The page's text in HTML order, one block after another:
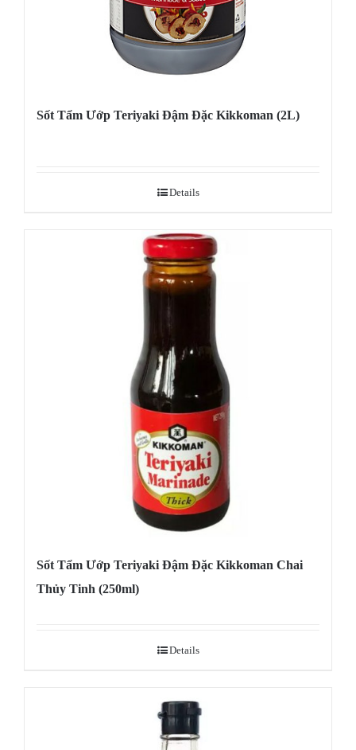
Sốt Tẩm Ướp Teriyaki Đậm Đặc Kikkoman (2L)
Details
Sốt Tẩm Ướp Teriyaki Đậm Đặc Kikkoman Chai
Thủy Tinh (250ml)
Details